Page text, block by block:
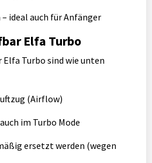
ideal auch für Anfänger
Elfa Turbo
Turbo sind wie unten
(Airflow)
im Turbo Mode
ersetzt werden (wegen